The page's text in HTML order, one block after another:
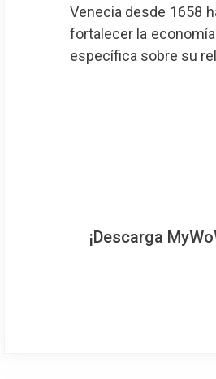
Venecia desde 1658
fortalecer la
específica sobre su
¡Descarga